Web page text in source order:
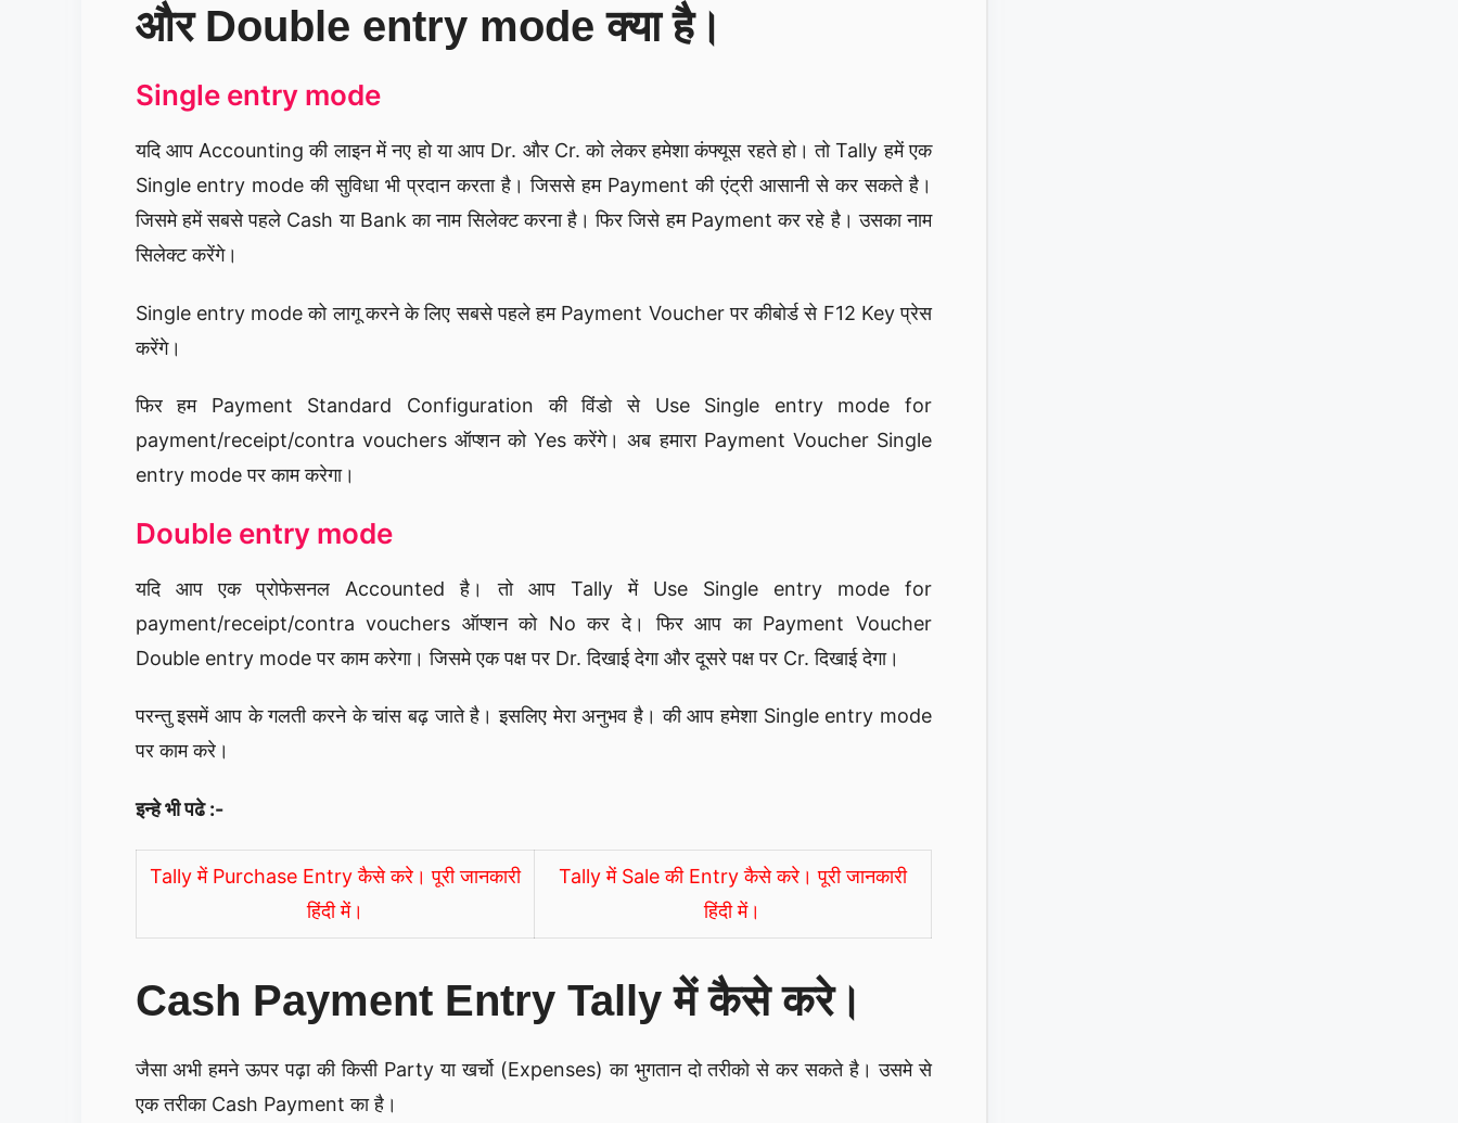
और Double entry mode क्या है।
Single entry mode
यदि आप Accounting की लाइन में नए हो या आप Dr. और Cr. को लेकर हमेशा कंफ्यूस रहते हो। तो Tally हमें एक
Single entry mode की सुविधा भी प्रदान करता है। जिससे हम Payment की एंट्री आसानी से कर सकते है।
जिसमे हमें सबसे पहले Cash या Bank का नाम सिलेक्ट करना है। फिर जिसे हम Payment कर रहे है। उसका नाम
सिलेक्ट करेंगे।
Single entry mode को लागू करने के लिए सबसे पहले हम Payment Voucher पर कीबोर्ड से F12 Key प्रेस
करेंगे।
फिर हम Payment Standard Configuration की विंडो से Use Single entry mode for
payment/receipt/contra vouchers ऑप्शन को Yes करेंगे। अब हमारा Payment Voucher Single
entry mode पर काम करेगा।
Double entry mode
यदि आप एक प्रोफेसनल Accounted है। तो आप Tally में Use Single entry mode for
payment/receipt/contra vouchers ऑप्शन को No कर दे। फिर आप का Payment Voucher
Double entry mode पर काम करेगा। जिसमे एक पक्ष पर Dr. दिखाई देगा और दूसरे पक्ष पर Cr. दिखाई देगा।
परन्तु इसमें आप के गलती करने के चांस बढ़ जाते है। इसलिए मेरा अनुभव है। की आप हमेशा Single entry mode
पर काम करे।
इन्हे भी पढे :-
Tally में Purchase Entry कैसे करे। पूरी जानकारी
हिंदी में।
Tally में Sale की Entry कैसे करे। पूरी जानकारी
हिंदी में।
Cash Payment Entry Tally में कैसे करे।
जैसा अभी हमने ऊपर पढ़ा की किसी Party या खर्चो (Expenses) का भुगतान दो तरीको से कर सकते है। उसमे से
एक तरीका Cash Payment का है।